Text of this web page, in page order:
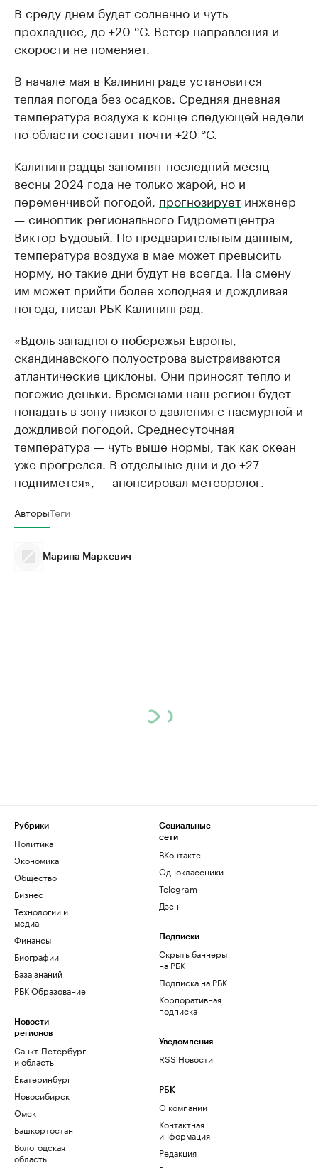
В среду днем будет солнечно и чуть
прохладнее, до +20 °С. Ветер направления и
скорости не поменяет.
В начале мая в Калининграде установится
теплая погода без осадков. Средняя дневная
температура воздуха к конце следующей недели
по области составит почти +20 °С.
Калининградцы запомнят последний месяц
весны 2024 года не только жарой, но и
переменчивой погодой, прогнозирует инженер
— синоптик регионального Гидрометцентра
Виктор Будовый. По предварительным данным,
температура воздуха в мае может превысить
норму, но такие дни будут не всегда. На смену
им может прийти более холодная и дождливая
погода, писал РБК Калининград.
«Вдоль западного побережья Европы,
скандинавского полуострова выстраиваются
атлантические циклоны. Они приносят тепло и
погожие деньки. Временами наш регион будет
попадать в зону низкого давления с пасмурной и
дождливой погодой. Среднесуточная
температура — чуть выше нормы, так как океан
уже прогрелся. В отдельные дни и до +27
поднимется», — анонсировал метеоролог.
АвторыТеги
Марина Маркевич
Рубрики
Политика
Экономика
Общество
Бизнес
Технологии и
медиа
Финансы
Биографии
База знаний
РБК Образование
Новости
регионов
Санкт-Петербург
и область
Екатеринбург
Новосибирск
Омск
Башкортостан
Вологодская
область
Социальные
сети
ВКонтакте
Одноклассники
Telegram
Дзен
Подписки
Скрыть баннеры
на РБК
Подписка на РБК
Корпоративная
подписка
Уведомления
RSS Новости
РБК
О компании
Контактная
информация
Редакция